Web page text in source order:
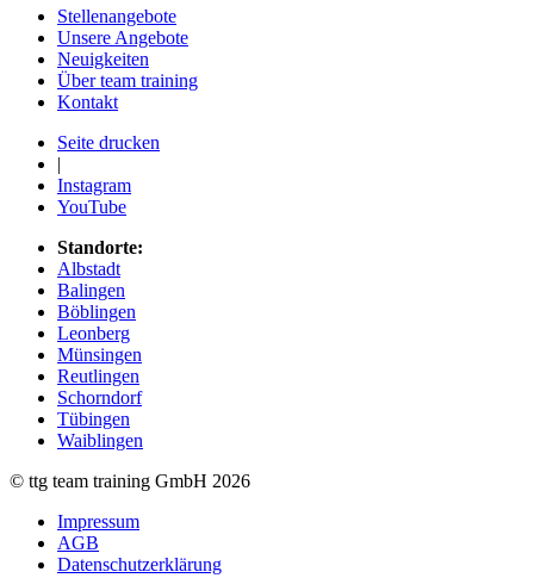
Stellenangebote
Unsere Angebote
Neuigkeiten
Über team training
Kontakt
Seite drucken
|
Instagram
YouTube
Standorte:
Albstadt
Balingen
Böblingen
Leonberg
Münsingen
Reutlingen
Schorndorf
Tübingen
Waiblingen
© ttg team training GmbH 2026
Impressum
AGB
Datenschutzerklärung